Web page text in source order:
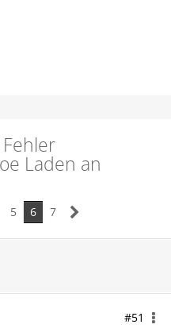
Laden an
5 6 7
#51